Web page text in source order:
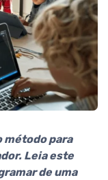
método para
Leia este
de uma